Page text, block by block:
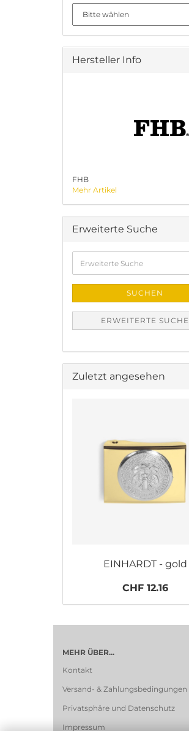
Hersteller Info
FHB
Mehr Artikel
Erweiterte Suche
Suche
SUCHEN
ERWEITERTE SUCHE
Zuletzt angesehen
EINHARDT - gold
CHF 12.16
MEHR ÜBER...
Kontakt
Versand- & Zahlungsbedingungen
Privatsphäre und Datenschutz
Impressum